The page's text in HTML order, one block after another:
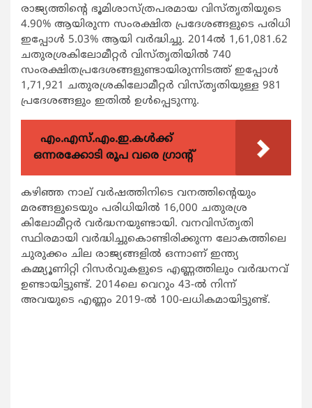
രാജ്യത്തിന്റെ ഭൂമിശാസ്ത്രപരമായ വിസ്തൃതിയുടെ
4.90% ആയിരുന്ന സംരക്ഷിത പ്രദേശങ്ങളുടെ പരിധി
ഇപ്പോള്‍ 5.03% ആയി വര്‍ദ്ധിച്ചു. 2014ല്‍ 1,61,081.62
ചതുരശ്രകിലോമീറ്റര്‍ വിസ്തൃതിയില്‍ 740
സംരക്ഷിതപ്രദേശങ്ങളുണ്ടായിരുന്നിടത്ത് ഇപ്പോള്‍
1,71,921 ചതുരശ്രകിലോമീറ്റര്‍ വിസ്തൃതിയുള്ള 981
പ്രദേശങ്ങളും ഇതില്‍ ഉള്‍പ്പെടുന്നു.
എം.എസ്.എം.ഇ.കൾക്ക്
ഒന്നരക്കോടി രൂപ വരെ ഗ്രാന്റ്
കഴിഞ്ഞ നാല് വര്‍ഷത്തിനിടെ വനത്തിന്റെയും
മരങ്ങളുടെയും പരിധിയില്‍ 16,000 ചതുരശ്ര
കിലോമീറ്റര്‍ വര്‍ദ്ധനയുണ്ടായി. വനവിസ്തൃതി
സ്ഥിരമായി വര്‍ദ്ധിച്ചുകൊണ്ടിരിക്കുന്ന ലോകത്തിലെ
ചുരുക്കം ചില രാജ്യങ്ങളില്‍ ഒന്നാണ് ഇന്ത്യ
കമ്മ്യൂണിറ്റി റിസര്‍വുകളുടെ എണ്ണത്തിലും വര്‍ദ്ധനവ്
ഉണ്ടായിട്ടുണ്ട്. 2014ലെ വെറും 43-ല്‍ നിന്ന്
അവയുടെ എണ്ണം 2019-ല്‍ 100-ലധികമായിട്ടുണ്ട്.